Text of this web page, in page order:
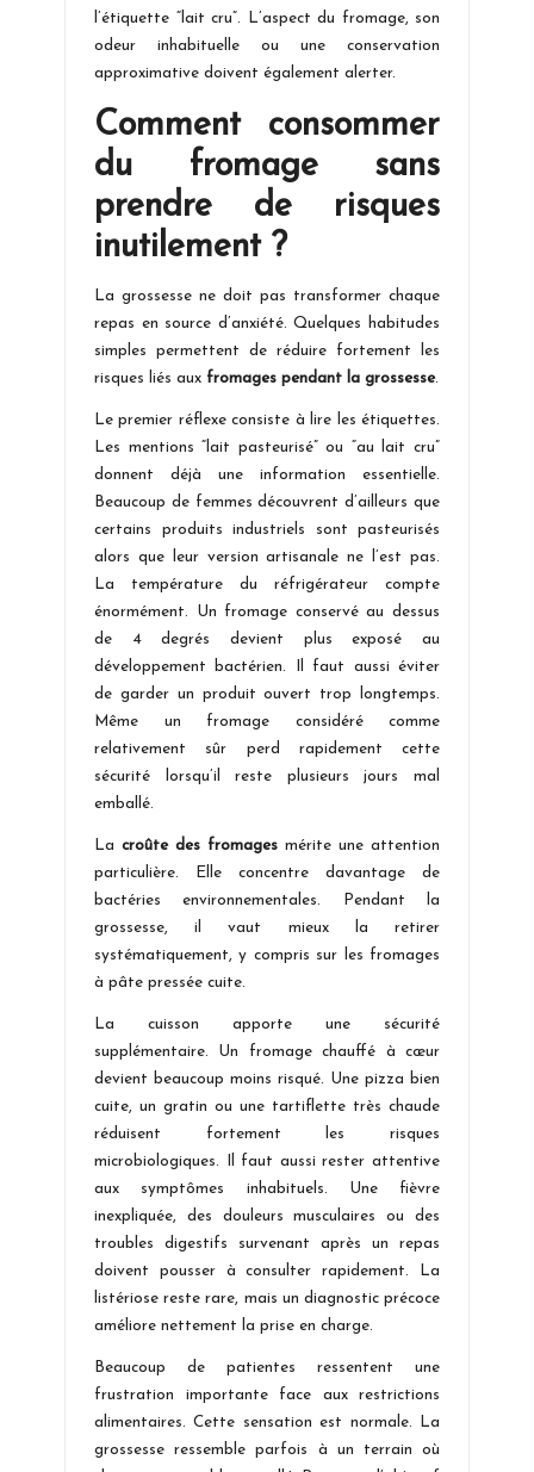
l’étiquette “lait cru”. L’aspect du fromage, son
odeur inhabituelle ou une conservation
approximative doivent également alerter.
Comment consommer
du fromage sans
prendre de risques
inutilement ?
La grossesse ne doit pas transformer chaque
repas en source d’anxiété. Quelques habitudes
simples permettent de réduire fortement les
risques liés aux fromages pendant la grossesse.
Le premier réflexe consiste à lire les étiquettes.
Les mentions “lait pasteurisé” ou “au lait cru”
donnent déjà une information essentielle.
Beaucoup de femmes découvrent d’ailleurs que
certains produits industriels sont pasteurisés
alors que leur version artisanale ne l’est pas.
La température du réfrigérateur compte
énormément. Un fromage conservé au dessus
de 4 degrés devient plus exposé au
développement bactérien. Il faut aussi éviter
de garder un produit ouvert trop longtemps.
Même un fromage considéré comme
relativement sûr perd rapidement cette
sécurité lorsqu’il reste plusieurs jours mal
emballé.
La croûte des fromages mérite une attention
particulière. Elle concentre davantage de
bactéries environnementales. Pendant la
grossesse, il vaut mieux la retirer
systématiquement, y compris sur les fromages
à pâte pressée cuite.
La cuisson apporte une sécurité
supplémentaire. Un fromage chauffé à cœur
devient beaucoup moins risqué. Une pizza bien
cuite, un gratin ou une tartiflette très chaude
réduisent fortement les risques
microbiologiques. Il faut aussi rester attentive
aux symptômes inhabituels. Une fièvre
inexpliquée, des douleurs musculaires ou des
troubles digestifs survenant après un repas
doivent pousser à consulter rapidement. La
listériose reste rare, mais un diagnostic précoce
améliore nettement la prise en charge.
Beaucoup de patientes ressentent une
frustration importante face aux restrictions
alimentaires. Cette sensation est normale. La
grossesse ressemble parfois à un terrain où